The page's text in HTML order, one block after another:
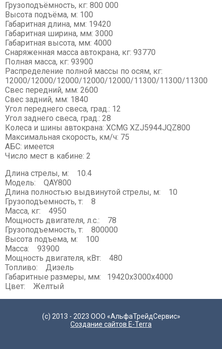
Грузоподъёмность, кг: 800 000
Высота подъёма, м: 100
Габаритная длина, мм: 19420
Габаритная ширина, мм: 3000
Габаритная высота, мм: 4000
Снаряженная масса автокрана, кг: 93770
Полная масса, кг: 93900
Распределение полной массы по осям, кг:
12000/12000/12000/12­000/12000/11300/1130­0/11300
Свес передний, мм: 2600
Свес задний, мм: 1840
Угол переднего свеса, град.: 12
Угол заднего свеса, град.: 28
Колеса и шины автокрана: XCMG XZJ5944JQZ800
Максимальная скорость, км/ч: 75
АБС: имеется
Число мест в кабине: 2
Длина стрелы, м: 10.4
Модель: QAY800
Длина полностью выдвинутой стрелы, м: 10
Грузоподъемность, т: 8
Масса, кг: 4950
Мощность двигателя, л.с.: 78
Грузоподъемность, т: 800000
Высота подъема, м: 100
Масса: 93900
Мощность двигателя, кВт: 480
Топливо: Дизель
Габаритные размеры, мм: 19420х3000х4000
Цвет: Желтый
(с) 2013 - 2023 ООО «АльфаТрейдСервис»
Создание сайтов E-Terra